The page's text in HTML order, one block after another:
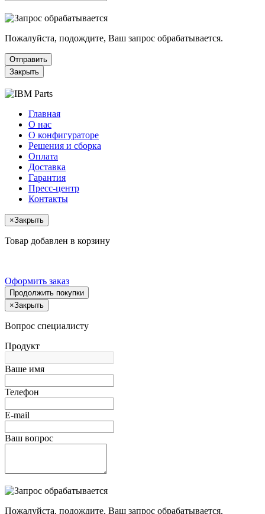
Пожалуйста, подождите, Ваш запрос обрабатывается.
Отправить
Закрыть
Главная
О нас
О конфигураторе
Решения и сборка
Оплата
Доставка
Гарантия
Пресс-центр
Контакты
×Закрыть
Товар добавлен в корзину
Оформить заказ
Продолжить покупки
×Закрыть
Вопрос специалисту
Продукт
Ваше имя
Телефон
E-mail
Ваш вопрос
Пожалуйста, подождите, Ваш запрос обрабатывается.